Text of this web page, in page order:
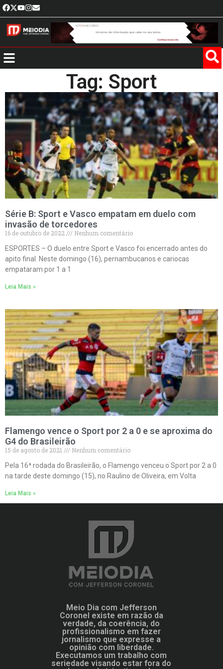
Tag: Sport
Série B: Sport e Vasco empatam em duelo com
invasão de torcedores
16 de outubro de 2022
Nenhum comentário
ESPORTES – O duelo entre Sport e Vasco foi encerrado antes do
apito final. Neste domingo (16), pernambucanos e cariocas
empataram por 1 a 1
Leia Mais »
Flamengo vence o Sport por 2 a 0 e se aproxima do
G4 do Brasileirão
15 de agosto de 2021
Nenhum comentário
Pela 16ª rodada do Brasileirão, o Flamengo venceu o Sport por 2 a 0
na tarde deste domingo (15), no Raulino de Oliveira, em Volta
Leia Mais »
Meio Dia com Jefferson
Coronel existe em razão da
verdade, da coerência, do
profissionalismo em fazer
jornalismo que expresse a
opinião com liberdade.
Executamos um trabalho com
seriedade visando estar fora do